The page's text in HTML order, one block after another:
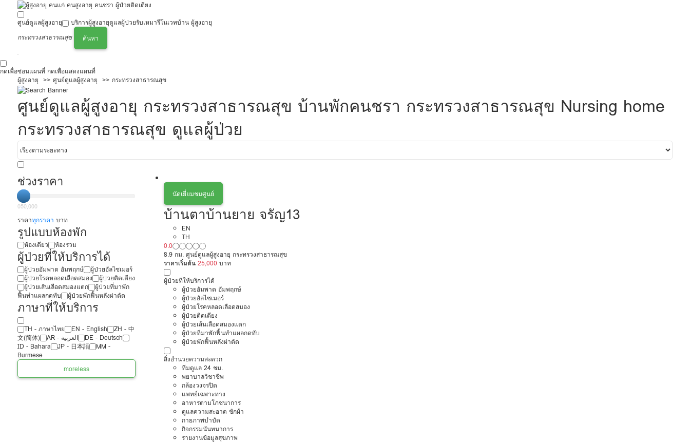
ศูนย์ดูแลผู้สูงอายุ บริการผู้สูงอายุดูแลผู้ป่วยรับเหมารีโนเวทบ้าน ผู้สูงอายุ
กระทรวงสาธารณสุข
ค้นหา
กดเพื่อซ่อนแผนที่ กดเพื่อแสดงแผนที่
ผู้สูงอายุ
ศูนย์ดูแลผู้สูงอายุ กระทรวงสาธารณสุข
ศูนย์ดูแลผู้สูงอายุ กระทรวงสาธารณสุข บ้านพักคนชรา กระทรวงสาธารณสุข Nursing home
กระทรวงสาธารณสุข ดูแลผู้ป่วย
นัดเยี่ยมชมศูนย์
บ้านตาบ้านยาย จรัญ13
EN
TH
0.0
8.9 กม. ศูนย์ดูแลผู้สูงอายุ กระทรวงสาธารณสุข
ราคาเริ่มต้น 25,000 บาท
ผู้ป่วยที่ให้บริการได้
ผู้ป่วยอัมพาต อัมพฤกษ์
ผู้ป่วยอัลไซเมอร์
ผู้ป่วยโรคหลอดเลือดสมอง
ผู้ป่วยติดเตียง
ผู้ป่วยเส้นเลือดสมองแตก
ผู้ป่วยที่มาพักฟื้นทำแผลกดทับ
ผู้ป่วยพักฟื้นหลังผ่าตัด
สิ่งอำนวยความสะดวก
ทีมดูแล 24 ชม.
พยาบาลวิชาชีพ
กล้องวงจรปิด
แพทย์เฉพาะทาง
อาหารตามโภชนาการ
ดูแลความสะอาด ซักผ้า
กายภาพบำบัด
กิจกรรมนันทนาการ
รายงานข้อมูลสุขภาพ
ช่วงราคา
050,000
ราคาทุกราคา บาท
รูปแบบห้องพัก
ห้องเดียว ห้องรวม
ผู้ป่วยที่ให้บริการได้
ผู้ป่วยอัมพาต อัมพฤกษ์
ผู้ป่วยอัลไซเมอร์
ผู้ป่วยโรคหลอดเลือดสมอง
ผู้ป่วยติดเตียง
ผู้ป่วยเส้นเลือดสมองแตก
ผู้ป่วยที่มาพัก
ฟื้นทำแผลกดทับ
ผู้ป่วยพักฟื้นหลังผ่าตัด
ภาษาที่ให้บริการ
TH - ‏ภาษาไทย EN - English
ZH - 中
文(简体)
‏AR - ‏العربية‏
DE - Deutsch
ID - Bahara
JP - 日本語
MM -
Burmese
moreless